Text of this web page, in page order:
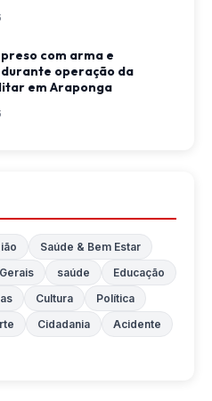
com arma e
durante operação da
em Araponga
Saúde & Bem Estar
saúde
Educação
Cultura
Política
Cidadania
Acidente